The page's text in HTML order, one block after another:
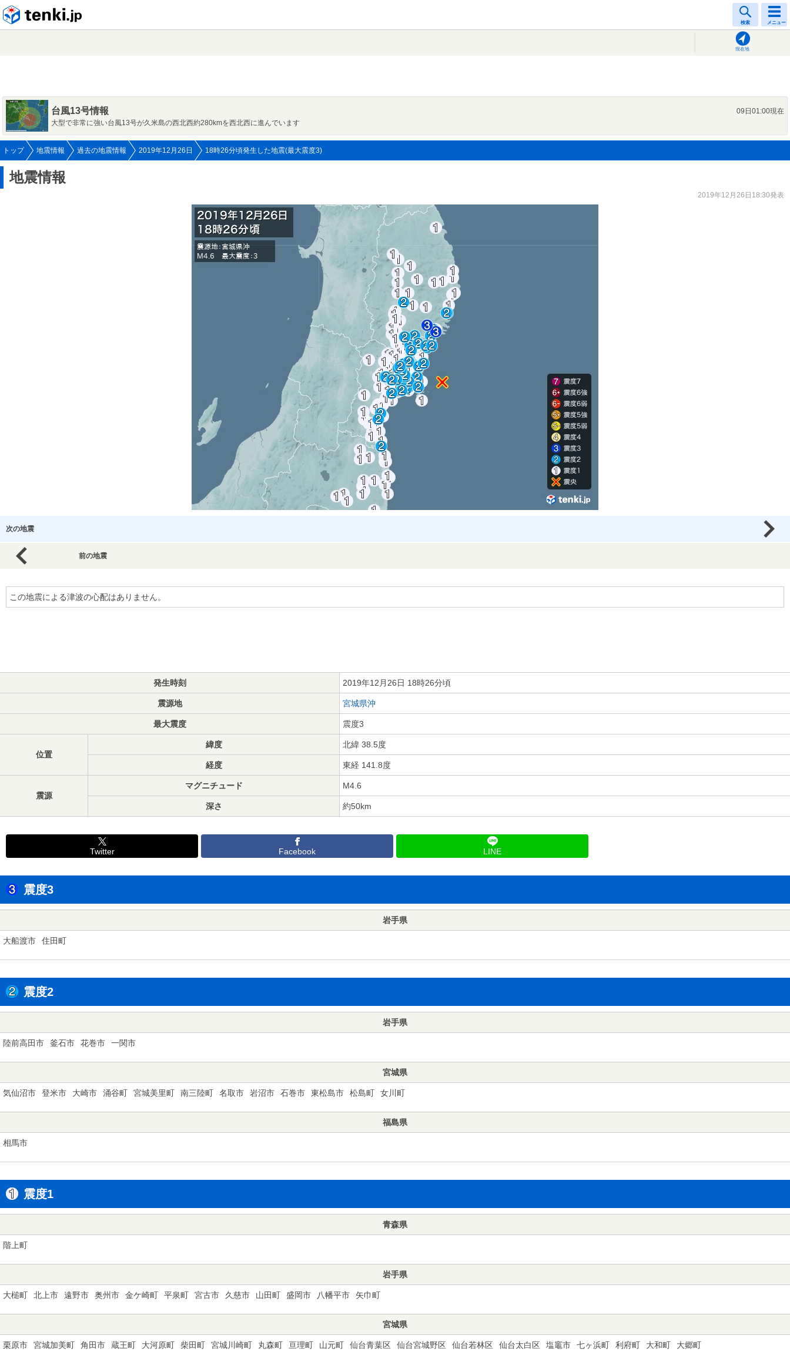
検索 メニュー
現在地
台風13号情報
09日01:00現在
大型で非常に強い台風13号が久米島の西北西約280kmを西北西に進んでいます
トップ 地震情報 過去の地震情報 2019年12月26日 18時26分頃発生した地震(最大震度3)
地震情報
2019年12月26日18:30発表
次の地震
前の地震
この地震による津波の心配はありません。
発生時刻 2019年12月26日 18時26分頃
震源地 宮城県沖
最大震度 震度3
位置
緯度 北緯 38.5度
経度 東経 141.8度
震源
マグニチュード M4.6
深さ 約50km
Twitter Facebook LINE
震度3
岩手県
大船渡市 住田町
震度2
岩手県
陸前高田市 釜石市 花巻市 一関市
宮城県
気仙沼市 登米市 大崎市 涌谷町 宮城美里町 南三陸町 名取市 岩沼市 石巻市 東松島市 松島町 女川町
福島県
相馬市
震度1
青森県
階上町
岩手県
大槌町 北上市 遠野市 奥州市 金ケ崎町 平泉町 宮古市 久慈市 山田町 盛岡市 八幡平市 矢巾町
宮城県
栗原市 宮城加美町 角田市 蔵王町 大河原町 柴田町 宮城川崎町 丸森町 亘理町 山元町 仙台青葉区 仙台宮城野区 仙台若林区 仙台太白区 塩竈市 七ヶ浜町 利府町 大和町 大郷町